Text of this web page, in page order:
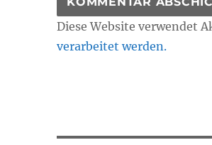
Diese Website verwendet
verarbeitet werden.